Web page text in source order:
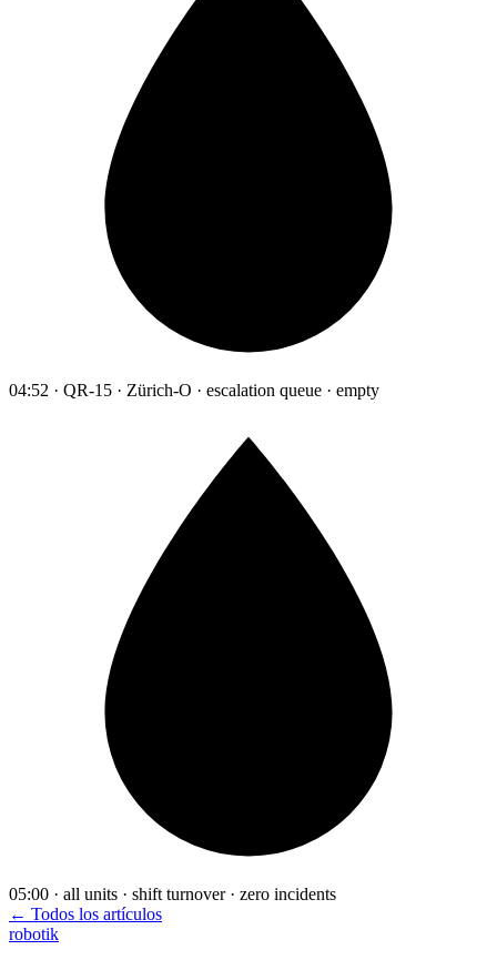
04:52 · QR-15 · Zürich-O · escalation queue · empty
05:00 · all units · shift turnover · zero incidents
← Todos los artículos
robotik